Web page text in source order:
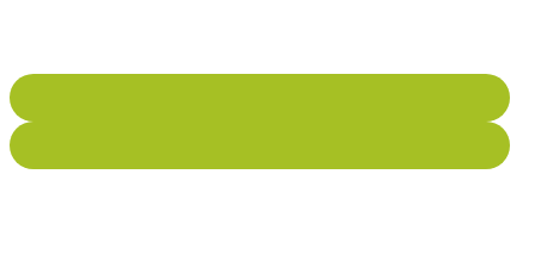
LinkedIn Pagina